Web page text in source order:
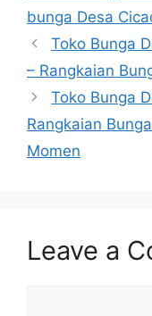
bunga Desa
Toko Bunga
– Rangkaian
Toko Bunga
Rangkaian
Momen
Leave a